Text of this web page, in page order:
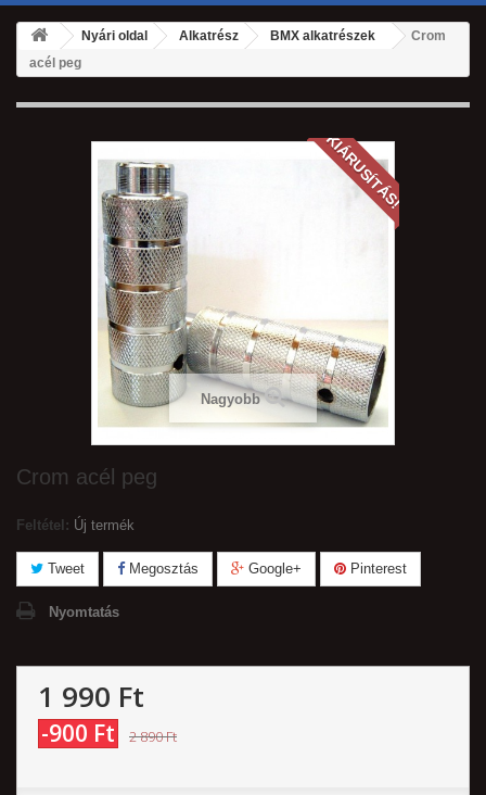
Nyári oldal Alkatrész BMX alkatrészek
Crom
acél peg
KIÁRUSÍTÁS!
Nagyobb
Crom acél peg
Feltétel: Új termék
Tweet Megosztás Google+ Pinterest
Nyomtatás
1 990 Ft‎
-900 Ft‎ 2 890 Ft‎